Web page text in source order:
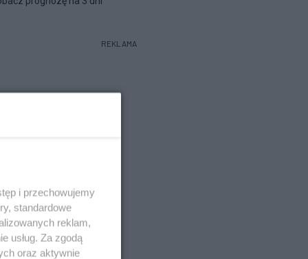
REKLAMA
i przechowujemy
standardowe
reklam,
usług. Za zgodą
oraz aktywnie